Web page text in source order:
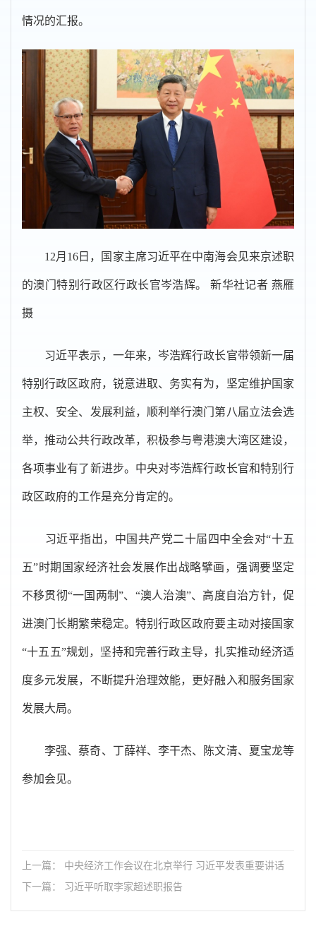
情况的汇报。
12月16日，国家主席习近平在中南海会见来京述职
的澳门特别行政区行政长官岑浩辉。 新华社记者 燕雁
摄
习近平表示，一年来，岑浩辉行政长官带领新一届
特别行政区政府，锐意进取、务实有为，坚定维护国家
主权、安全、发展利益，顺利举行澳门第八届立法会选
举，推动公共行政改革，积极参与粤港澳大湾区建设，
各项事业有了新进步。中央对岑浩辉行政长官和特别行
政区政府的工作是充分肯定的。
习近平指出，中国共产党二十届四中全会对“十五
五”时期国家经济社会发展作出战略擘画，强调要坚定
不移贯彻“一国两制”、“澳人治澳”、高度自治方针，促
进澳门长期繁荣稳定。特别行政区政府要主动对接国家
“十五五”规划，坚持和完善行政主导，扎实推动经济适
度多元发展，不断提升治理效能，更好融入和服务国家
发展大局。
李强、蔡奇、丁薛祥、李干杰、陈文清、夏宝龙等
参加会见。
上一篇： 中央经济工作会议在北京举行 习近平发表重要讲话
下一篇： 习近平听取李家超述职报告